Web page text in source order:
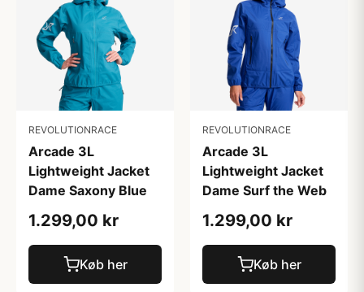
REVOLUTIONRACE
Arcade 3L
Lightweight Jacket
Dame Saxony Blue
1.299,00 kr
Køb her
REVOLUTIONRACE
Arcade 3L
Lightweight Jacket
Dame Surf the Web
1.299,00 kr
Køb her